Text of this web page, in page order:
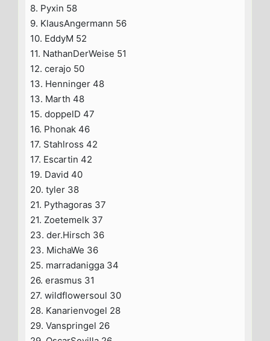
8. Pyxin 58
9. KlausAngermann 56
10. EddyM 52
11. NathanDerWeise 51
12. cerajo 50
13. Henninger 48
13. Marth 48
15. doppelD 47
16. Phonak 46
17. Stahlross 42
17. Escartin 42
19. David 40
20. tyler 38
21. Pythagoras 37
21. Zoetemelk 37
23. der.Hirsch 36
23. MichaWe 36
25. marradanigga 34
26. erasmus 31
27. wildflowersoul 30
28. Kanarienvogel 28
29. Vanspringel 26